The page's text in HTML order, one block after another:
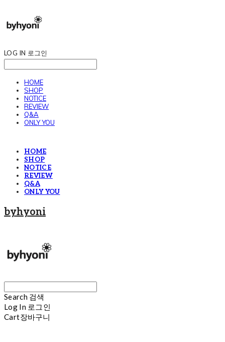
LOG IN 로그인
HOME
SHOP
NOTICE
REVIEW
Q&A
ONLY YOU
HOME
SHOP
NOTICE
REVIEW
Q&A
ONLY YOU
byhyoni
Search 검색
Log In 로그인
Cart장바구니